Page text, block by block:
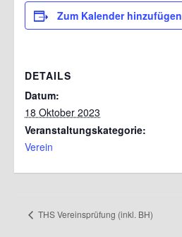
Zum Kalender hinzufügen
DETAILS
Datum:
18 Oktober 2023
Veranstaltungskategorie:
Verein
THS Vereinsprüfung (inkl. BH)